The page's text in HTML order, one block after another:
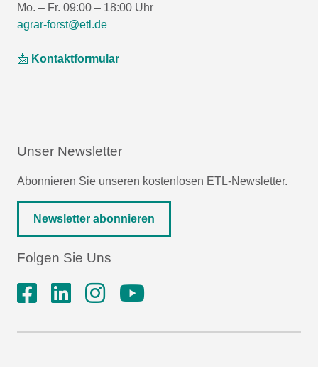
Mo. – Fr. 09:00 – 18:00 Uhr
agrar-forst@etl.de
📩 Kontaktformular
Unser Newsletter
Abonnieren Sie unseren kostenlosen ETL-Newsletter.
Newsletter abonnieren
Folgen Sie Uns